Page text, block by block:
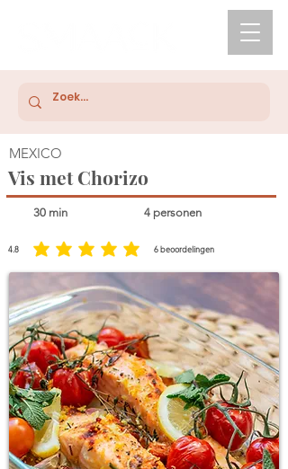
MEXICO
Vis met Chorizo
30 min 4 personen
4.8 6beoordelingen
gemiddelde waardering 4.8 uit 5, gebaseerd op 6 stemmen, beoordelingen